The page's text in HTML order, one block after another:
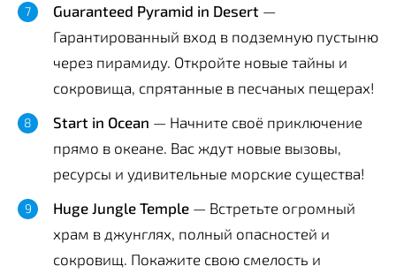
Guaranteed Pyramid in Desert —
Гарантированный вход в подземную пустыню
через пирамиду. Откройте новые тайны и
сокровища, спрятанные в песчаных пещерах!
Start in Ocean — Начните своё приключение
прямо в океане. Вас ждут новые вызовы,
ресурсы и удивительные морские существа!
Huge Jungle Temple — Встретьте огромный
храм в джунглях, полный опасностей и
сокровищ. Покажите свою смелость и